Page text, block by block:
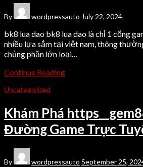
By wordpressauto July 22, 2024
bk8 lua dao bk8 lua dao là chỉ 1 cổng
nhiều lựa sắm tại việt nam, thông
chủng phần lớn loại…
Continue Reading
Uncategorized
Khám Phá
Đường Game Trực
By wordpressauto September 25,